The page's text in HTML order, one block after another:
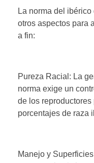
La norma del
otros aspectos para
a fin:
Pureza Racial: La
norma exige un
de los
porcentajes de raza
Manejo y